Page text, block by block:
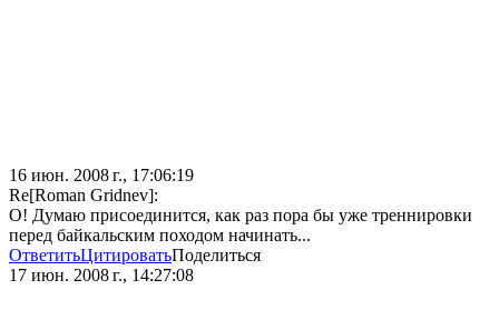
16 июн. 2008 г., 17:06:19
Re[Roman Gridnev]:
О! Думаю присоединится, как раз пора бы уже треннировки
перед байкальским походом начинать...
ОтветитьЦитироватьПоделиться
17 июн. 2008 г., 14:27:08